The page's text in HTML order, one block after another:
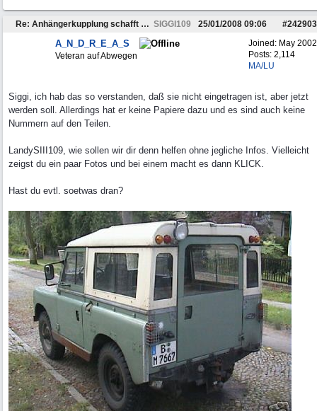
Re: Anhängerkupplung schafft TÜV nicht SIGGI109 #242903
25/01/2008 09:06
Joined: May 2002
Posts: 2,114
MA/LU
A_N_D_R_E_A_S
Veteran auf Abwegen
Siggi, ich hab das so verstanden, daß sie nicht eingetragen ist, aber jetzt
werden soll. Allerdings hat er keine Papiere dazu und es sind auch keine
Nummern auf den Teilen.
LandySIII109, wie sollen wir dir denn helfen ohne jegliche Infos. Vielleicht
zeigst du ein paar Fotos und bei einem macht es dann KLICK.
Hast du evtl. soetwas dran?